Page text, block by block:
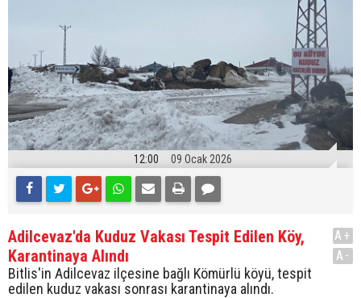
12:00 09 Ocak 2026
Adilcevaz'da Kuduz Vakası Tespit Edilen Köy,
Karantinaya Alındı
Bitlis'in Adilcevaz ilçesine bağlı Kömürlü köyü, tespit
edilen kuduz vakası sonrası karantinaya alındı.
A+
A-